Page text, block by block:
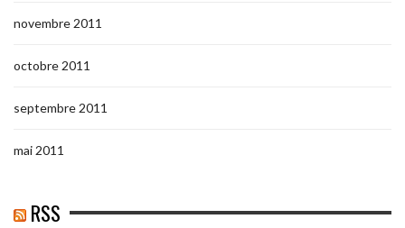
novembre 2011
octobre 2011
septembre 2011
mai 2011
RSS